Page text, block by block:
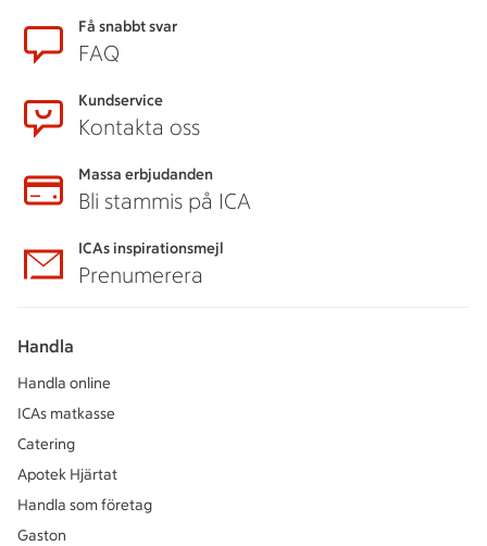
Få snabbt svar
FAQ
Kundservice
Kontakta oss
Massa erbjudanden
Bli stammis på ICA
ICAs inspirationsmejl
Prenumerera
Handla
Handla online
ICAs matkasse
Catering
Apotek Hjärtat
Handla som företag
Gaston